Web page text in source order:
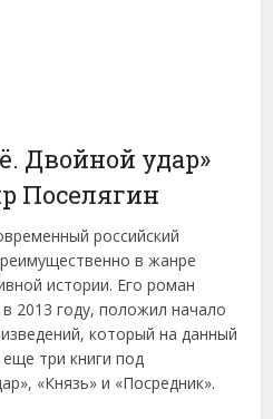
Двойной удар»
Поселягин
российский
в жанре
истории. Его роман
2013 году, положил начало
который на данный
три книги под
«Князь» и «Посредник».